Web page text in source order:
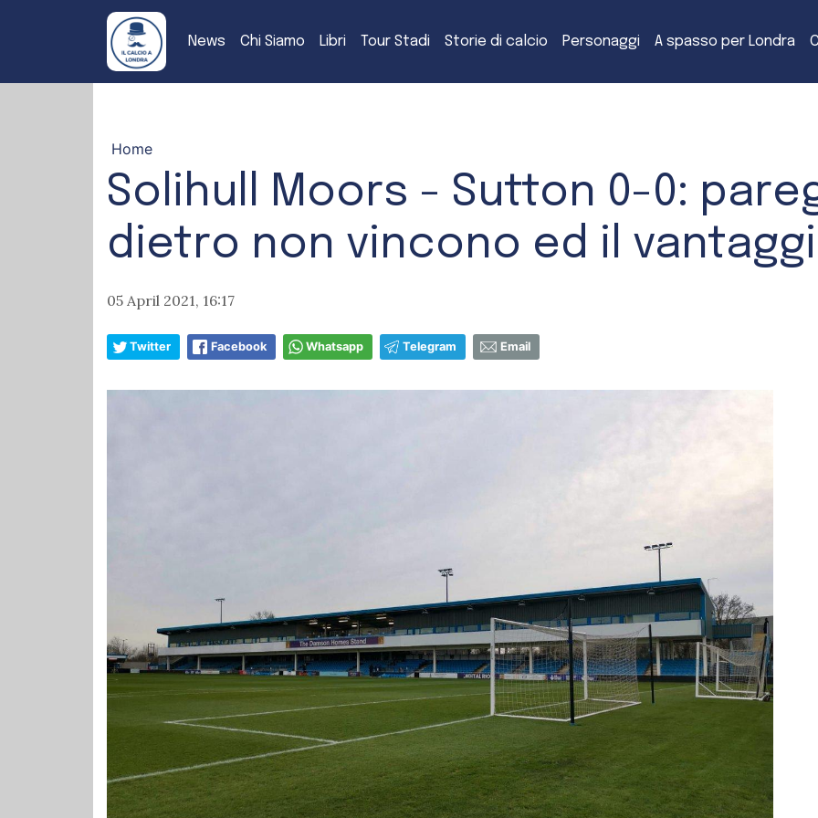
News Chi Siamo Libri Tour Stadi Storie di calcio Personaggi A spasso per Londra
Home
Solihull Moors - Sutton 0-0:
dietro non vincono ed il
05 April 2021, 16:17
Twitter Facebook Whatsapp Telegram Email